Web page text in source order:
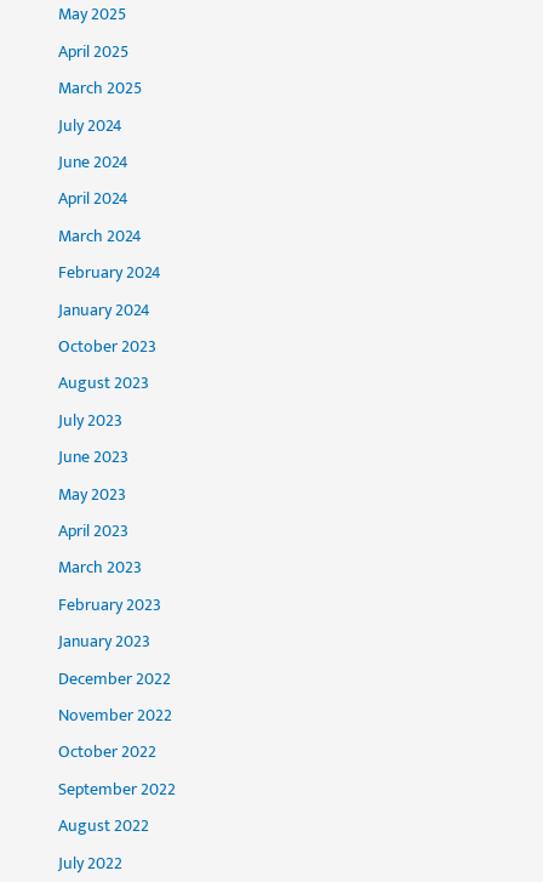
May 2025
April 2025
March 2025
July 2024
June 2024
April 2024
March 2024
February 2024
January 2024
October 2023
August 2023
July 2023
June 2023
May 2023
April 2023
March 2023
February 2023
January 2023
December 2022
November 2022
October 2022
September 2022
August 2022
July 2022